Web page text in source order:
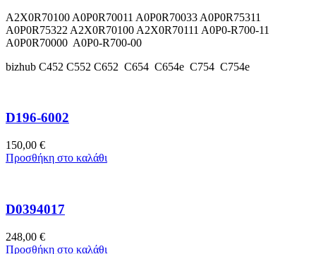
A2X0R70100 A0P0R70011 A0P0R70033 A0P0R75311
A0P0R75322 A2X0R70100 A2X0R70111 A0P0-R700-11
A0P0R70000 A0P0-R700-00
bizhub C452 C552 C652 C654 C654e C754 C754e
D196-6002
150,00 €
Προσθήκη στο καλάθι
D0394017
248,00 €
Προσθήκη στο καλάθι